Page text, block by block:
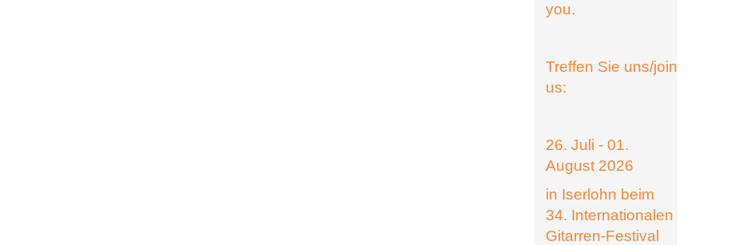
you.
Treffen Sie uns/join
us:
26. Juli - 01.
August 2026
in Iserlohn beim
34. Internationalen
Gitarren-Festival